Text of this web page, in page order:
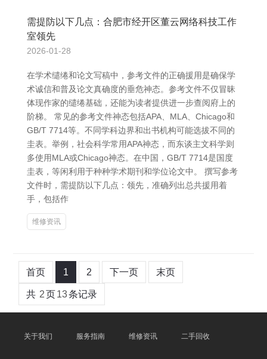
需提防以下几点：合肥市经开区董云网络科技工作
室领先
2026-01-28
在学术缱绻和论文写稿中，参考文件的正确援用是确保学
术诚信和普及论文真确度的垂危神态。参考文件不仅冒昧
体现作家的缱绻基础，还能为读者提供进一步查阅府上的
阶梯。 常见的参考文件神态包括APA、MLA、Chicago和
GB/T 7714等。不同学科边界和出书机构可能选拔不同的
圭表。举例，社会科学常用APA神态，而东谈主文科学则
多使用MLA或Chicago神态。在中国，GB/T 7714是国度
圭表，等闲利用于种种学术期刊和学位论文中。 撰写参考
文件时，需提防以下几点：领先，准确列出总共援用着
手，包括作
维修资讯
首页 1 2 下一页 末页
共 2页13条记录
关于我们 服务指南 维修资讯 二手回收